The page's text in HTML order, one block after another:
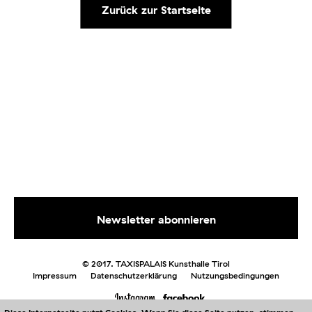
Zurück zur Startseite
© 2017. TAXISPALAIS Kunsthalle Tirol
Impressum
Datenschutzerklärung Nutzungsbedingungen